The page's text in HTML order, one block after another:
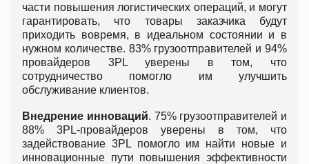
части повышения логистических операций, и могут
гарантировать, что товары заказчика будут
приходить вовремя, в идеальном состоянии и в
нужном количестве. 83% грузоотправителей и 94%
провайдеров 3PL уверены в том, что
сотрудничество помогло им улучшить
обслуживание клиентов.
Внедрение инноваций. 75% грузоотправителей и
88% 3PL-провайдеров уверены в том, что
задействование 3PL помогло им найти новые и
инновационные пути повышения эффективности